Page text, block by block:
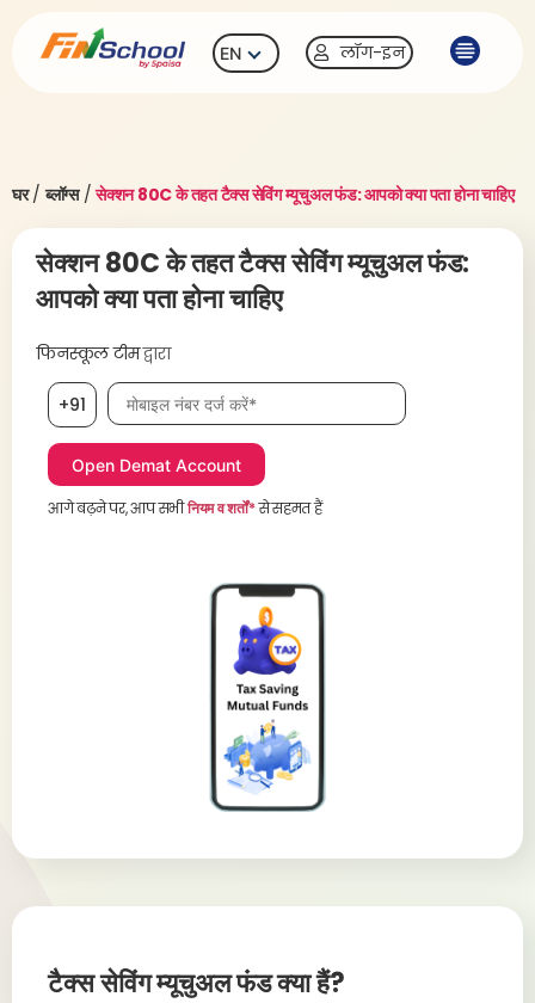
EN लॉग-इन
घर/ब्लॉग्स/सेक्शन 80C के तहत टैक्स सेविंग म्यूचुअल फंड: आपको क्या पता होना चाहिए
सेक्शन 80C के तहत टैक्स सेविंग म्यूचुअल फंड:
आपको क्या पता होना चाहिए
फिनस्कूल टीमद्वारा
+91 मोबाइल नंबर आवश्यक है
आगे बढ़ने पर, आप सभीनियम व शर्तों*से सहमत हैं
टैक्स सेविंग म्यूचुअल फंड क्या हैं?